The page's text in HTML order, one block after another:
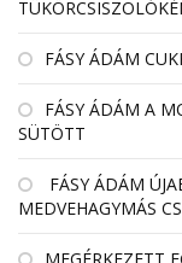
FÁSY ÁDÁM
FÁSY ÁDÁM A
SÜTÖTT
FÁSY ÁDÁM
MEDVEHAGYMÁS
MEGÉRKEZETT